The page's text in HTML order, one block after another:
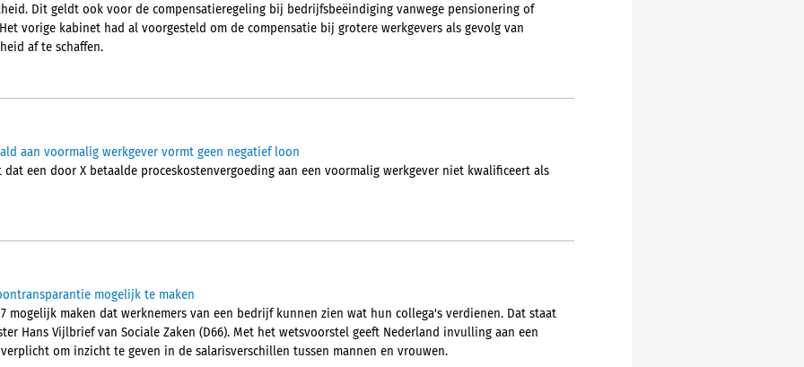
Dit geldt ook voor de compensatieregeling bij bedrijfsbeëindiging vanwege pensionering of
vorige kabinet had al voorgesteld om de compensatie bij grotere werkgevers als gevolg van
af te schaffen.
aan voormalig werkgever vormt geen negatief loon
dat een door X betaalde proceskostenvergoeding aan een voormalig werkgever niet kwalificeert als
mogelijk te maken
mogelijk maken dat werknemers van een bedrijf kunnen zien wat hun collega's verdienen. Dat staat
Hans Vijlbrief van Sociale Zaken (D66). Met het wetsvoorstel geeft Nederland invulling aan een
om inzicht te geven in de salarisverschillen tussen mannen en vrouwen.